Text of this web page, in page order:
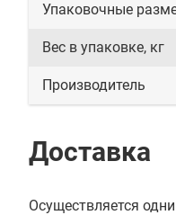
Упаковочные
Вес в упаковке, кг
Производитель
Доставка
Осуществляется